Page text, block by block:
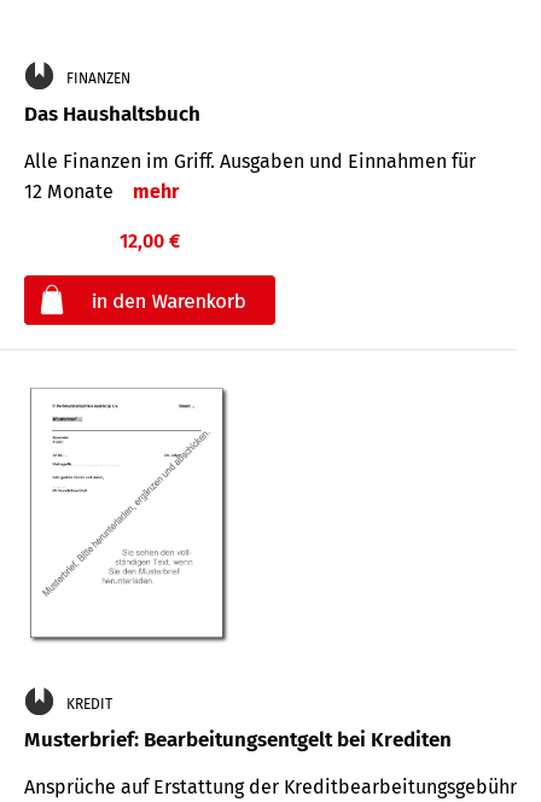
FINANZEN
Das Haushaltsbuch
Alle Finanzen im Griff. Aus­gaben und Ein­nahmen für
12 Monate
mehr
12,00 €
KREDIT
Musterbrief: Bearbeitungsentgelt bei Krediten
Ansprüche auf Erstattung der Kreditbearbeitungsgebühr